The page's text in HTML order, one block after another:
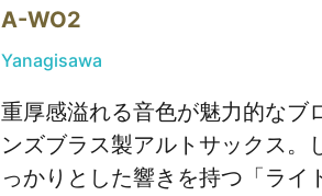
A-WO2
Yanagisawa
重厚感溢れる音色が魅力的なブ
ンズブラス製アルトサックス。
っかりとした響きを持つ「ライ